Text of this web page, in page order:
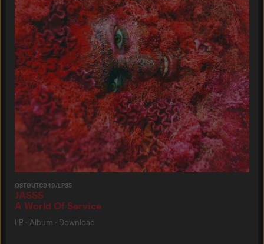
OSTGUTCD49/LP35
JASSS
A World Of Service
LP · Album · Download